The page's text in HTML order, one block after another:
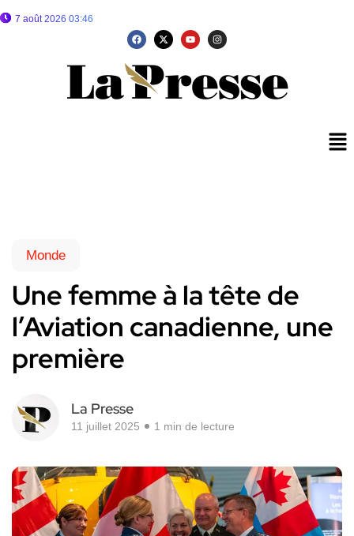
7 août 2026 03:46
Monde
Une femme à la tête de
l’Aviation canadienne, une
première
La Presse
11 juillet 2025 1 min de lecture